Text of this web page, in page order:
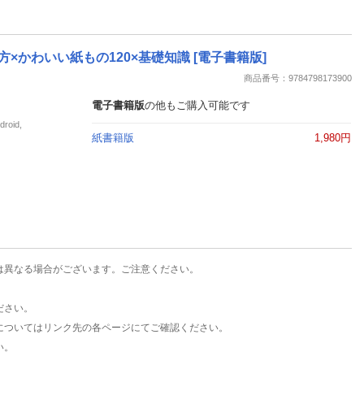
エンタメニュース
推し楽
×かわいい紙もの120×基礎知識 [電子書籍版]
商品番号：9784798173900
電子書籍版の他もご購入可能です
紙書籍版 1,980円
なる場合がございます。ご注意ください。
い。
いてはリンク先の各ページにてご確認ください。